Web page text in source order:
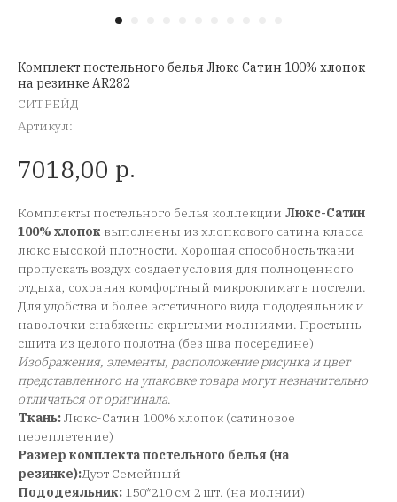
Комплект постельного белья Люкс Сатин 100% хлопок
на резинке AR282
СИТРЕЙД
Артикул:
7018,00 р.
Комплекты постельного белья коллекции Люкс-Сатин
100% хлопок выполнены из хлопкового сатина класса
люкс высокой плотности. Хорошая способность ткани
пропускать воздух создает условия для полноценного
отдыха, сохраняя комфортный микроклимат в постели.
Для удобства и более эстетичного вида пододеяльник и
наволочки снабжены скрытыми молниями. Простынь
сшита из целого полотна (без шва посередине)
Изображения, элементы, расположение рисунка и цвет
представленного на упаковке товара могут незначительно
отличаться от оригинала.
Ткань:Люкс-Сатин 100% хлопок (сатиновое
переплетение)
Размер комплекта постельного белья (на
резинке):Дуэт Семейный
Пододеяльник: 150*210 см 2 шт. (на молнии)